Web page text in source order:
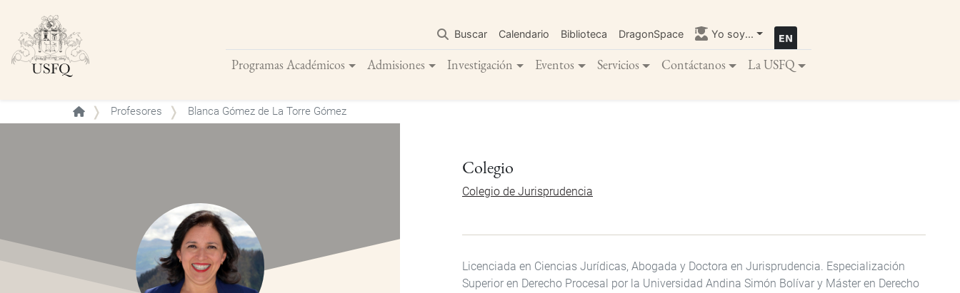
contenido
principal
Buscar Calendario Biblioteca DragonSpace Yo soy...
Programas Académicos Admisiones Investigación Eventos Servicios Contáctanos La USFQ
Buscar
Profesores Blanca Gómez de La Torre Gómez
Colegio
Colegio de Jurisprudencia
Licenciada en Ciencias Jurídicas, Abogada y Doctora en Jurisprudencia. Especialización
Superior en Derecho Procesal por la Universidad Andina Simón Bolívar y Máster en Derecho